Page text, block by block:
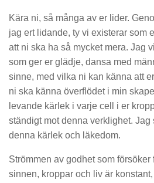
Kära ni, så många av er lider.
jag ert lidande, ty vi existerar som
att ni ska ha så mycket mera. Jag
som ger er glädje, dansa med
sinne, med vilka ni kan känna att
ni ska känna överflödet i min
levande kärlek i varje cell i er
ständigt mot denna verklighet.
denna kärlek och läkedom.
Strömmen av godhet som
sinnen, kroppar och liv är